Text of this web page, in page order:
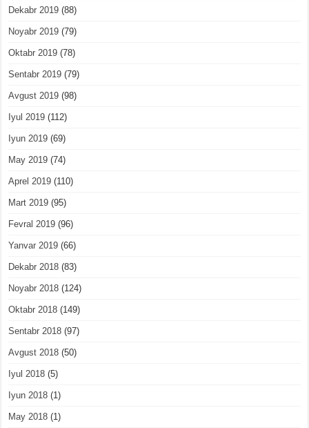
Dekabr 2019 (88)
Noyabr 2019 (79)
Oktabr 2019 (78)
Sentabr 2019 (79)
Avgust 2019 (98)
Iyul 2019 (112)
Iyun 2019 (69)
May 2019 (74)
Aprel 2019 (110)
Mart 2019 (95)
Fevral 2019 (96)
Yanvar 2019 (66)
Dekabr 2018 (83)
Noyabr 2018 (124)
Oktabr 2018 (149)
Sentabr 2018 (97)
Avgust 2018 (50)
Iyul 2018 (5)
Iyun 2018 (1)
May 2018 (1)